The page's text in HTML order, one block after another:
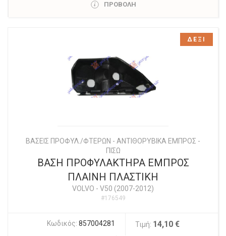
ΠΡΟΒΟΛΗ
ΒΑΣΕΙΣ ΠΡΟΦΥΛ./ΦΤΕΡΩΝ - ΑΝΤΙΘΟΡΥΒΙΚΑ ΕΜΠΡΟΣ -
ΠΙΣΩ
ΒΑΣΗ ΠΡΟΦΥΛΑΚΤΗΡΑ ΕΜΠΡΟΣ
ΠΛΑΙΝΗ ΠΛΑΣΤΙΚΗ
VOLVO - V50 (2007-2012)
#176549
Κωδικός: 857004281 Τιμή: 14,10 €
ΔΕΞΙ